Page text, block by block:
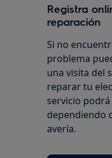
Registra
reparación
Si no
problema
una visita del
reparar tu
servicio
dependiendo
avería.